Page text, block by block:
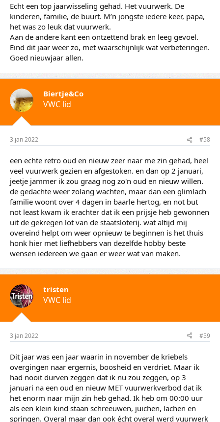
Echt een top jaarwisseling gehad. Het vuurwerk. De
kinderen, familie, de buurt. M’n jongste iedere keer, papa,
het was zo leuk dat vuurwerk.
Aan de andere kant een ontzettend brak en leeg gevoel.
Eind dit jaar weer zo, met waarschijnlijk wat verbeteringen.
Goed nieuwjaar allen.
Biertje&Co
VWC lid
3 jan 2022 #58
een echte retro oud en nieuw zeer naar me zin gehad, heel
veel vuurwerk gezien en afgestoken. en dan op 2 januari,
jeetje jammer ik zou graag nog zo'n oud en nieuw willen.
de gedachte weer zolang wachten, maar dan een glimlach
familie woont over 4 dagen in baarle hertog, en not but
not least kwam ik erachter dat ik een prijsje heb gewonnen
uit de gekregen lot van de staatsloterij. wat altijd mij
overeind helpt om weer opnieuw te beginnen is het thuis
honk hier met liefhebbers van dezelfde hobby beste
wensen iedereen we gaan er weer wat van maken.
tristen
VWC lid
3 jan 2022 #59
Dit jaar was een jaar waarin in november de kriebels
overgingen naar ergernis, boosheid en verdriet. Maar ik
had nooit durven zeggen dat ik nu zou zeggen, op 3
januari na een oud en nieuw MET vuurwerkverbod dat ik
het enorm naar mijn zin heb gehad. Ik heb om 00:00 uur
als een klein kind staan schreeuwen, juichen, lachen en
springen. Overal maar dan ook écht overal werd vuurwerk